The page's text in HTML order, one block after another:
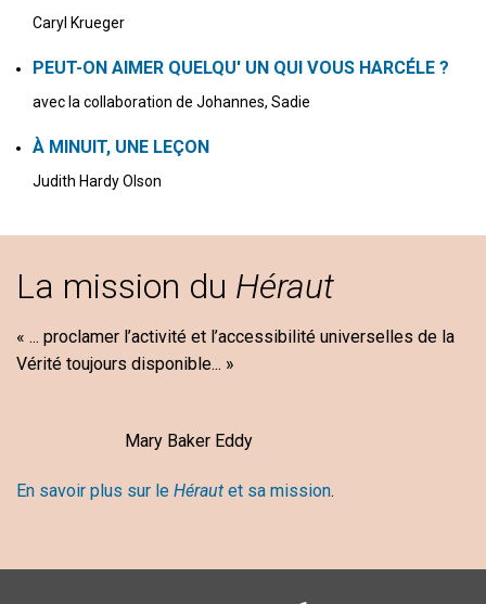
Caryl Krueger
PEUT-ON AIMER QUELQU' UN QUI VOUS HARCÉLE ?
avec la collaboration de Johannes, Sadie
À MINUIT, UNE LEÇON
Judith Hardy Olson
La mission du Héraut
« ... proclamer l’activité et l’accessibilité universelles de la
Vérité toujours disponible... »
Mary Baker Eddy
En savoir plus sur le Héraut et sa mission.